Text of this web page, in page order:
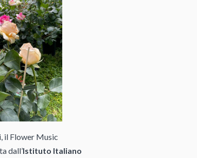
il Flower Music
dall’Istituto Italiano